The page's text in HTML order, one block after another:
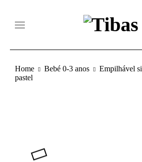
Home Bebé 0-3 anos
Empilhável
pastel